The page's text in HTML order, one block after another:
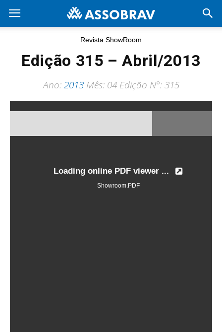
Revista ShowRoom
Edição 315 – Abril/2013
Ano:2013Mês: 04 Edição N°: 315